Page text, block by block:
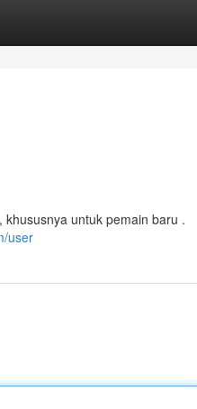
untuk pemain baru .
user